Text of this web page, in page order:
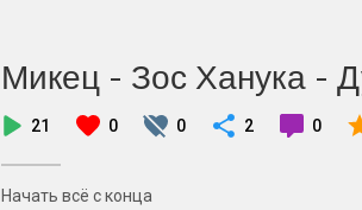
Микец - Зос Ханука -
21 0 0 2 0
Начать всё с конца